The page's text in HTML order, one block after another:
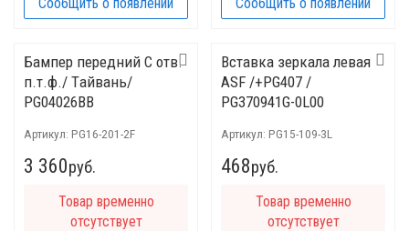
Бампер передний С отв.
п.т.ф./ Tайвань/
PG04026BВ
Артикул: PG16-201-2F
3 360руб.
Товар временно
отсутствует
Вставка зеркала левая
ASF /+PG407 /
PG370941G-0L00
Артикул: PG15-109-3L
468руб.
Товар временно
отсутствует